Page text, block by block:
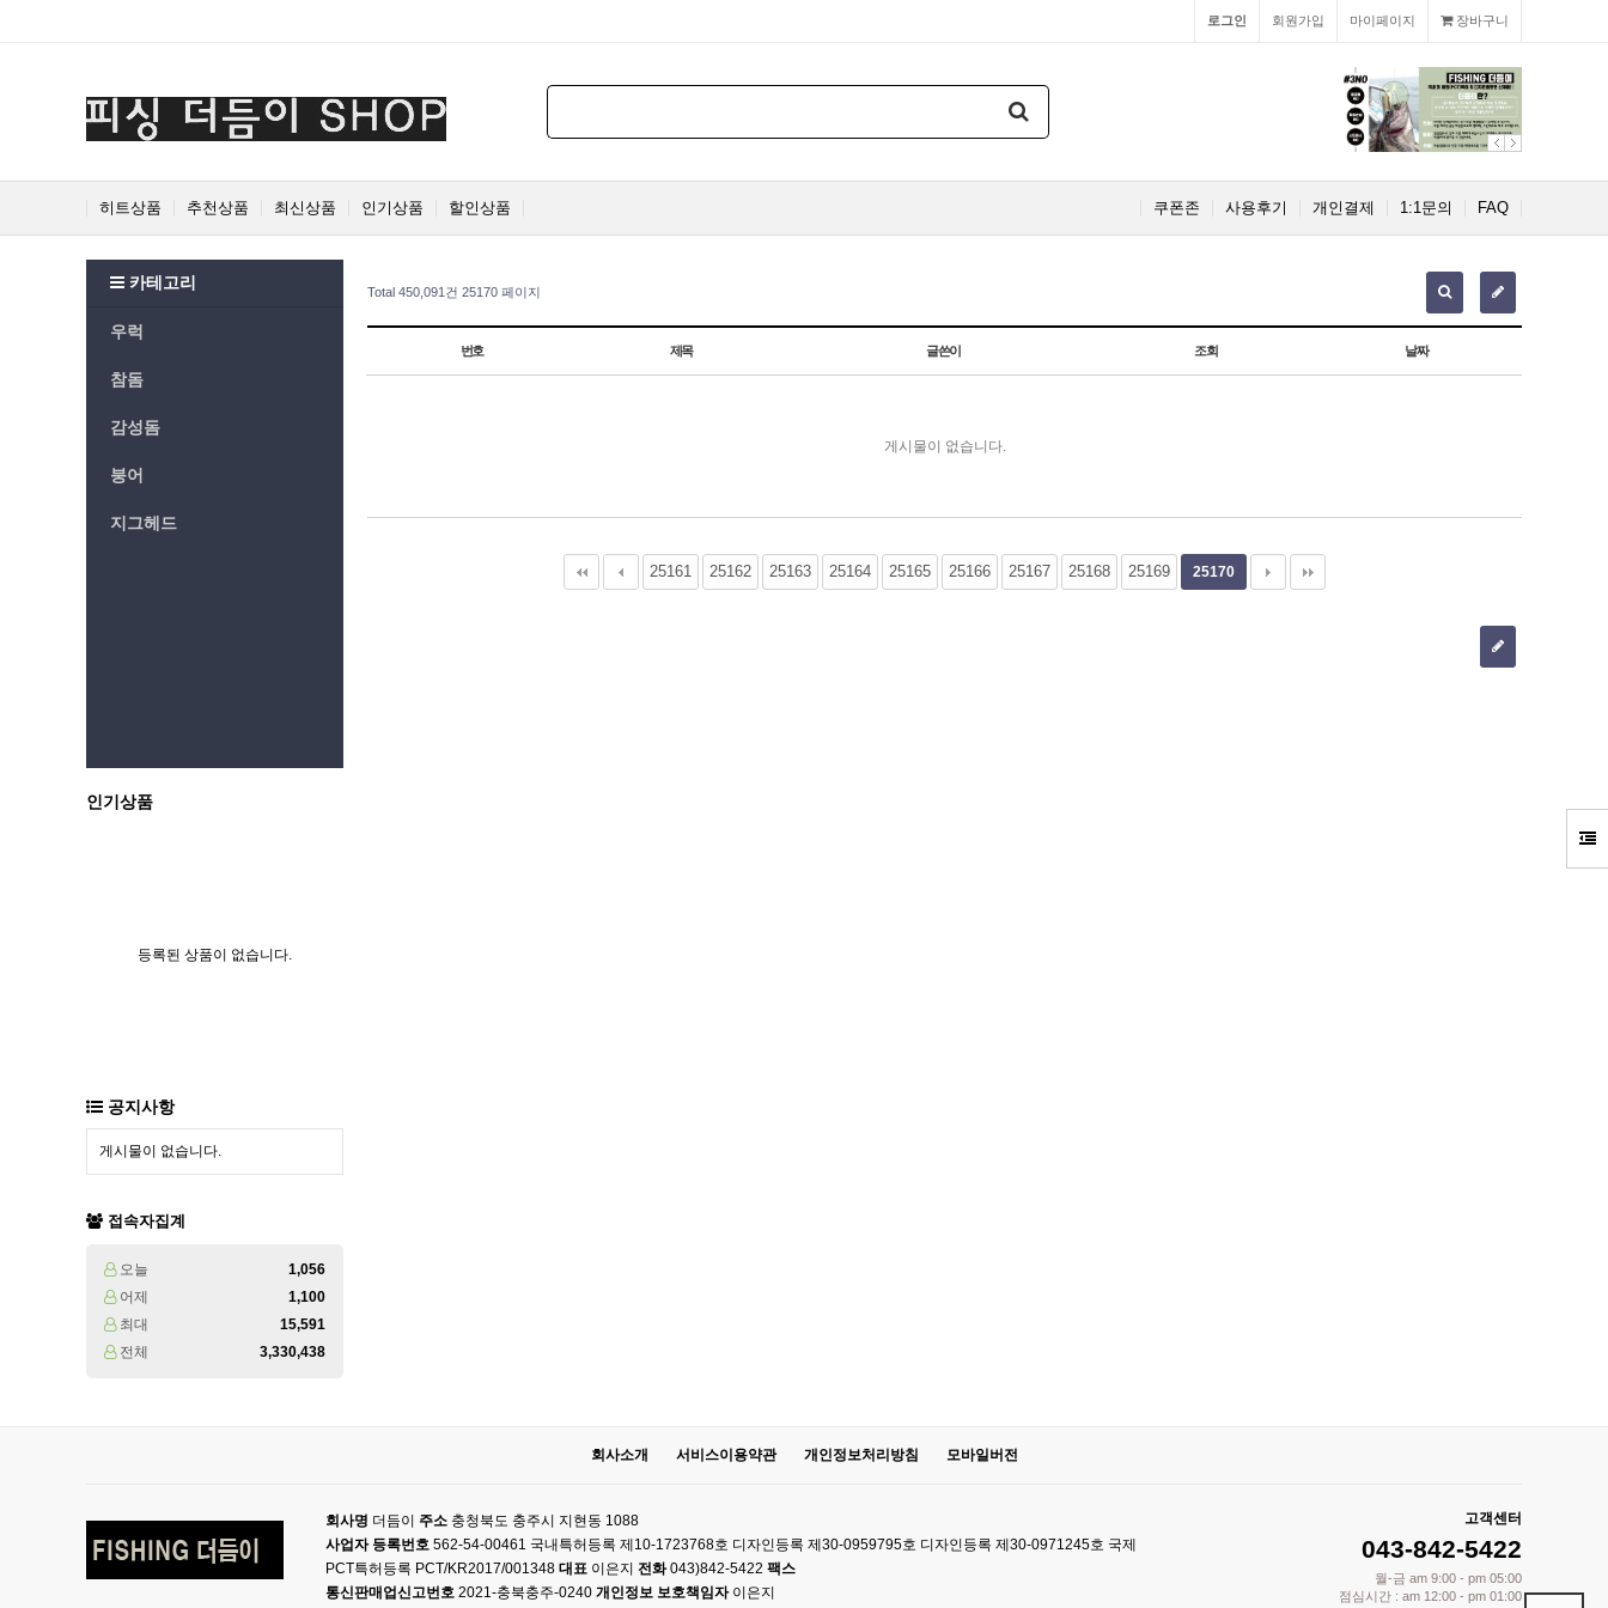
장바구니
마이페이지
회원가입
로그인
PrevNext
히트상품 추천상품 최신상품 인기상품 할인상품 FAQ
1:1문의
개인결제
사용후기
쿠폰존
카테고리
우럭
참돔
감성돔
붕어
지그헤드
인기상품
등록된 상품이 없습니다.
공지사항
게시물이 없습니다.
접속자집계
오늘
1,056
어제
1,100
최대
15,591
전체
3,330,438
Total 450,091건 25170 페이지
번호 제목 글쓴이 조회 날짜
게시물이 없습니다.
25161 25162 25163 25164 25165 25166 25167 25168 25169 25170
다음 맨끝
회사소개 서비스이용약관 개인정보처리방침 모바일버전
회사명 더듬이 주소 충청북도 충주시 지현동 1088
사업자 등록번호 562-54-00461 국내특허등록 제10-1723768호 디자인등록 제30-0959795호 디자인등록 제30-0971245호 국제
PCT특허등록 PCT/KR2017/001348 대표 이은지 전화043)842-5422 팩스
통신판매업신고번호 2021-충북충주-0240 개인정보 보호책임자이은지
고객센터
043-842-5422
월-금 am 9:00 - pm 05:00
점심시간 : am 12:00 - pm 01:00